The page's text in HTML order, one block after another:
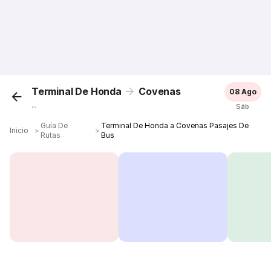
Terminal De Honda Covenas
...
08 Ago
Sáb
Inicio ＞
Guía De
Rutas
＞
Terminal De Honda a Covenas Pasajes De
Bus